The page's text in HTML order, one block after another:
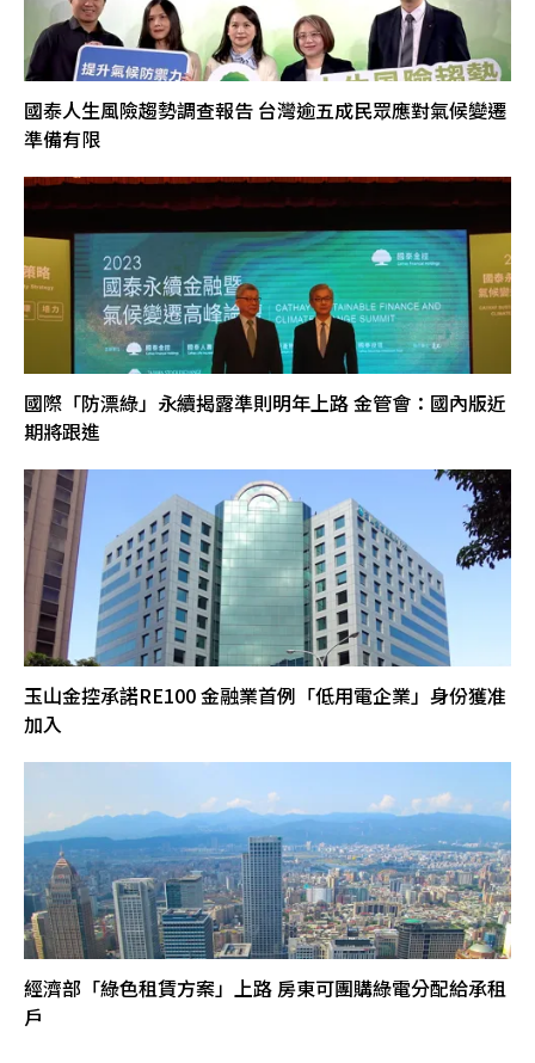
國泰人生風險趨勢調查報告 台灣逾五成民眾應對氣候變遷
準備有限
國際「防漂綠」永續揭露準則明年上路 金管會：國內版近
期將跟進
玉山金控承諾RE100 金融業首例「低用電企業」身份獲准
加入
經濟部「綠色租賃方案」上路 房東可團購綠電分配給承租
戶